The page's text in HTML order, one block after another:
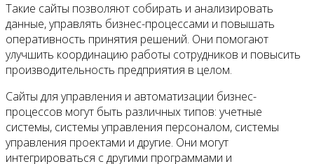
Такие сайты позволяют собирать и анализировать
данные, управлять бизнес-процессами и повышать
оперативность принятия решений. Они помогают
улучшить координацию работы сотрудников и повысить
производительность предприятия в целом.
Сайты для управления и автоматизации бизнес-
процессов могут быть различных типов: учетные
системы, системы управления персоналом, системы
управления проектами и другие. Они могут
интегрироваться с другими программами и